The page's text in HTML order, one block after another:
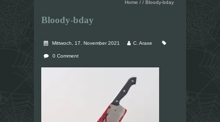
Home / / Bloody-bday
Bloody-bday
Mittwoch, 17. November 2021 C. Araxe
0 Comment